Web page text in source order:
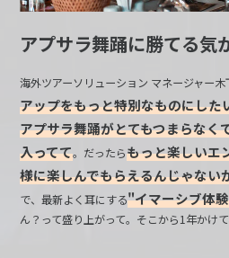
アプサラ舞踊に勝てる気
海外ツアーソリューション マネージャー
アップをもっと特別なものにした
アプサラ舞踊がとてもつまらなく
入ってて。だったらもっと楽しいエ
様に楽しんでもらえるんじゃない
で、最新よく耳にする"イマーシブ体
ん？って盛り上がって。そこから1年かけ